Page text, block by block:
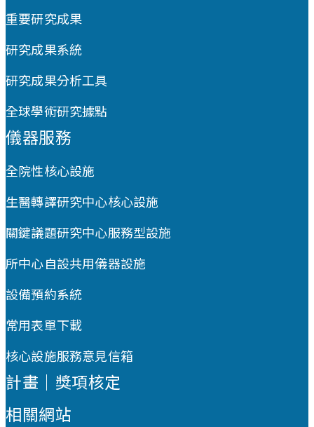
重要研究成果
研究成果系統
研究成果分析工具
全球學術研究據點
儀器服務
全院性核心設施
生醫轉譯研究中心核心設施
關鍵議題研究中心服務型設施
所中心自設共用儀器設施
設備預約系統
常用表單下載
核心設施服務意見信箱
計畫｜獎項核定
相關網站